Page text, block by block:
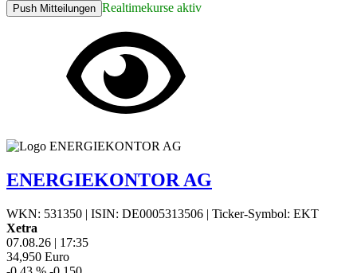
Push Mitteilungen Realtimekurse aktiv
ENERGIEKONTOR AG
WKN: 531350 | ISIN: DE0005313506 | Ticker-Symbol: EKT
Xetra
07.08.26 | 17:35
34,950 Euro